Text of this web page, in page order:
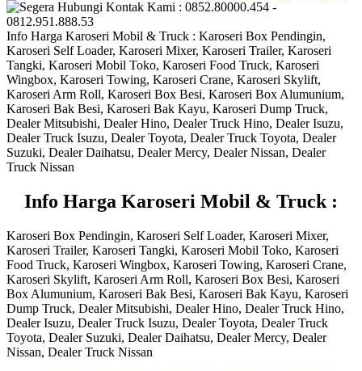
Info Harga Karoseri Mobil & Truck : Karoseri Box Pendingin,
Karoseri Self Loader, Karoseri Mixer, Karoseri Trailer, Karoseri
Tangki, Karoseri Mobil Toko, Karoseri Food Truck, Karoseri
Wingbox, Karoseri Towing, Karoseri Crane, Karoseri Skylift,
Karoseri Arm Roll, Karoseri Box Besi, Karoseri Box Alumunium,
Karoseri Bak Besi, Karoseri Bak Kayu, Karoseri Dump Truck,
Dealer Mitsubishi, Dealer Hino, Dealer Truck Hino, Dealer Isuzu,
Dealer Truck Isuzu, Dealer Toyota, Dealer Truck Toyota, Dealer
Suzuki, Dealer Daihatsu, Dealer Mercy, Dealer Nissan, Dealer
Truck Nissan
Info Harga Karoseri Mobil & Truck :
Karoseri Box Pendingin, Karoseri Self Loader, Karoseri Mixer,
Karoseri Trailer, Karoseri Tangki, Karoseri Mobil Toko, Karoseri
Food Truck, Karoseri Wingbox, Karoseri Towing, Karoseri Crane,
Karoseri Skylift, Karoseri Arm Roll, Karoseri Box Besi, Karoseri
Box Alumunium, Karoseri Bak Besi, Karoseri Bak Kayu, Karoseri
Dump Truck, Dealer Mitsubishi, Dealer Hino, Dealer Truck Hino,
Dealer Isuzu, Dealer Truck Isuzu, Dealer Toyota, Dealer Truck
Toyota, Dealer Suzuki, Dealer Daihatsu, Dealer Mercy, Dealer
Nissan, Dealer Truck Nissan